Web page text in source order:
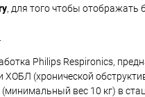
, для того чтобы отображать
Philips Respironics,
(хронической
вес 10 кг) в